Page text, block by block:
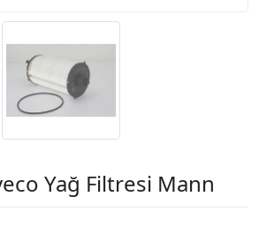
Yağ Filtresi Mann